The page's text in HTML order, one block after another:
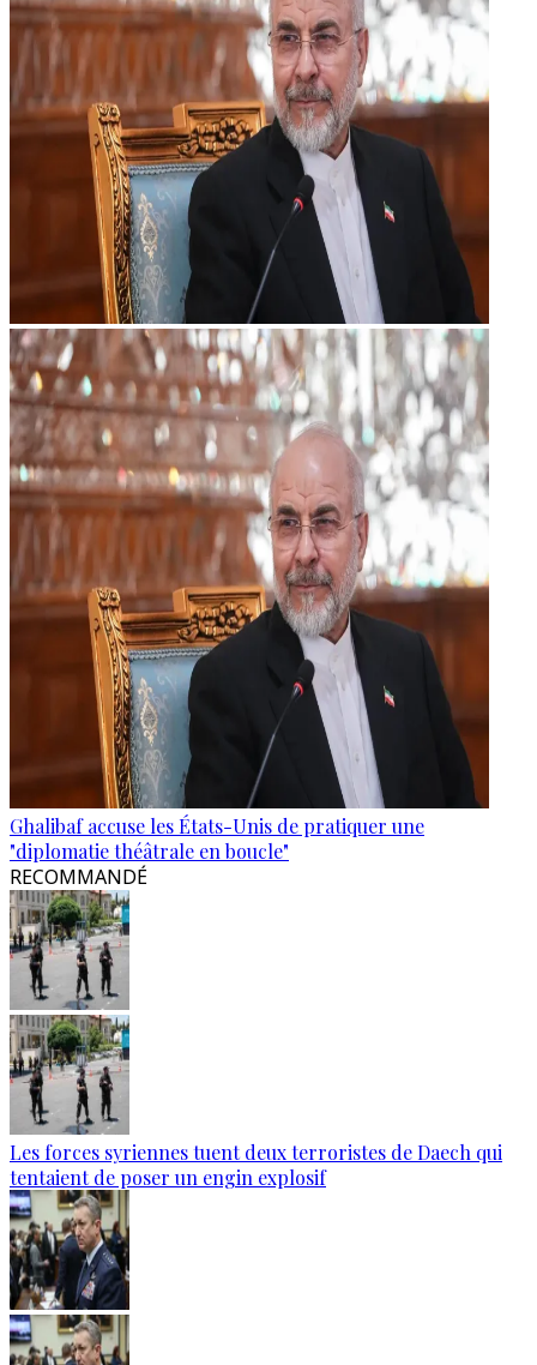
Ghalibaf accuse les États-Unis de pratiquer une
"diplomatie théâtrale en boucle"
RECOMMANDÉ
Les forces syriennes tuent deux terroristes de Daech qui
tentaient de poser un engin explosif